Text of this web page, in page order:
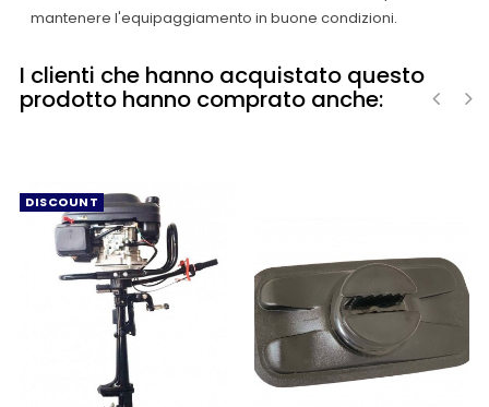
mantenere l'equipaggiamento in buone condizioni.
I clienti che hanno acquistato questo
prodotto hanno comprato anche:
DISCOUNT